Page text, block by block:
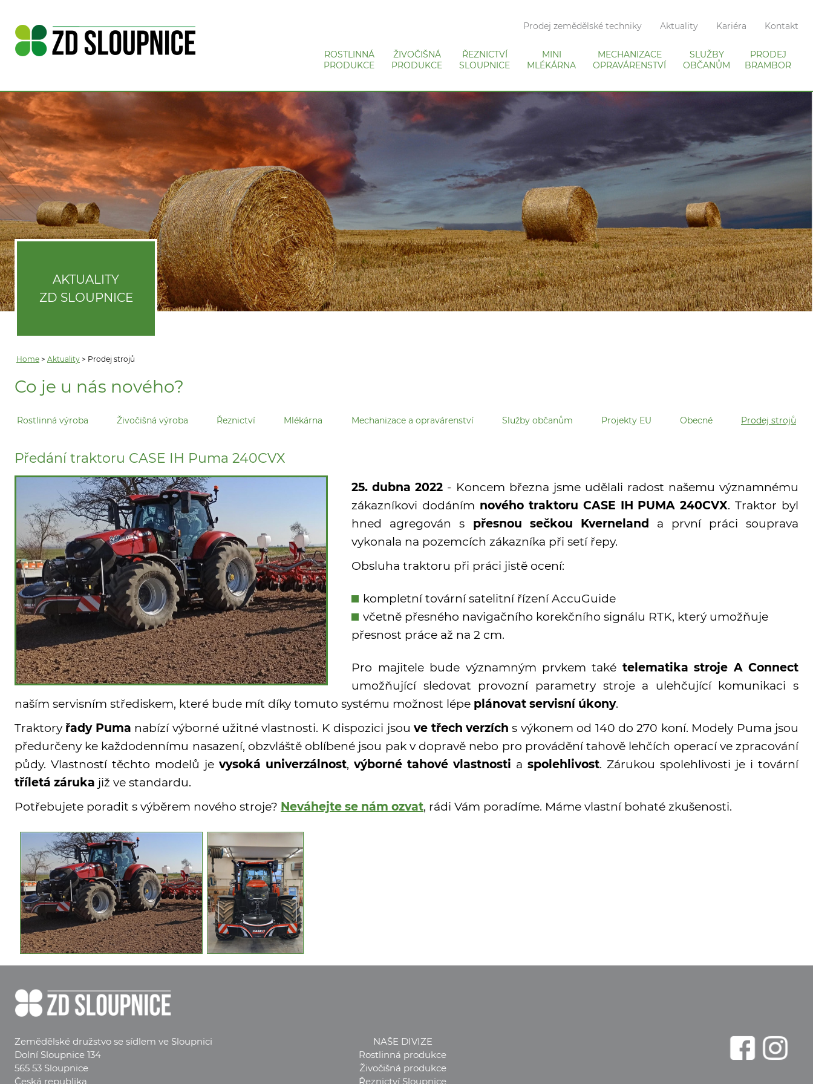
Prodej zemědělské techniky Aktuality Kariéra Kontakt
ROSTLINNÁ
PRODUKCE
ŽIVOČIŠNÁ
PRODUKCE
ŘEZNICTVÍ
SLOUPNICE
MINI
MLÉKÁRNA
MECHANIZACE
OPRAVÁRENSTVÍ
SLUŽBY
OBČANŮM
PRODEJ
BRAMBOR
AKTUALITY
ZD SLOUPNICE
Home > Aktuality > Prodej strojů
Co je u nás nového?
Rostlinná výroba Živočišná výroba Řeznictví Mlékárna Mechanizace a opravárenství Služby občanům Projekty EU Obecné Prodej strojů
Předání traktoru CASE IH Puma 240CVX
25. dubna 2022 - Koncem března jsme udělali radost našemu významnému
zákazníkovi dodáním nového traktoru CASE IH PUMA 240CVX. Traktor byl
hned agregován s přesnou sečkou Kverneland
a první práci souprava
vykonala na pozemcích zákazníka při setí řepy.
Obsluha traktoru při práci jistě ocení:
kompletní tovární satelitní řízení AccuGuide
včetně přesného navigačního korekčního signálu RTK, který umožňuje
přesnost práce až na 2 cm.
Pro majitele bude významným prvkem také telematika stroje A Connect
umožňující sledovat provozní parametry stroje a ulehčující komunikaci s
naším servisním střediskem, které bude mít díky tomuto systému možnost lépe plánovat servisní úkony.
Traktory řady Puma nabízí výborné užitné vlastnosti. K dispozici jsouve třech verzích s výkonem od 140 do 270 koní. Modely Puma jsou
předurčeny ke každodennímu nasazení, obzvláště oblíbené jsou pak v dopravě nebo pro provádění tahově lehčích operací ve zpracování
půdy. Vlastností těchto modelů je vysoká univerzálnost, výborné tahové vlastnosti a spolehlivost. Zárukou spolehlivosti je i tovární
tříletá záruka již ve standardu.
Potřebujete poradit s výběrem nového stroje? Neváhejte se nám ozvat, rádi Vám poradíme. Máme vlastní bohaté zkušenosti.
Zemědělské družstvo se sídlem ve Sloupnici
Dolní Sloupnice 134
565 53 Sloupnice
Česká republika
NAŠE DIVIZE
Rostlinná produkce
Živočišná produkce
Řeznictví Sloupnice